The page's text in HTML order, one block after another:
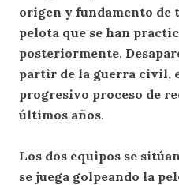
origen y fundamento de
pelota que se han
posteriormente.
partir de la guerra civil,
progresivo proceso de
últimos años.
Los dos equipos se
se juega golpeando la